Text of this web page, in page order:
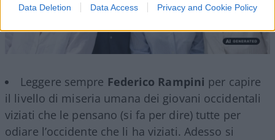
Data Deletion Data Access Privacy and Cookie Policy
Leggere sempre Federico Rampini per capire
il livello di miseria umana dei giovani occidentali
viziati che le pensano (si fa per dire) tutte per
odiare l’occidente che li ha viziati. Adesso si